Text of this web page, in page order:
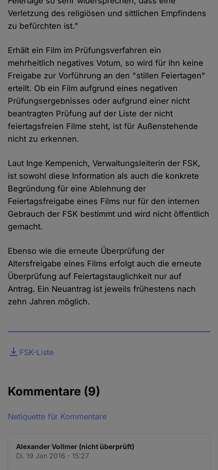
Verletzung des religiösen und sittlichen Empfindens
zu befürchten ist."
Erhält ein Film im Prüfungsverfahren ein
mehrheitlich negatives Votum, so wird für ihn keine
Freigabe zur Vorführung an den "stillen Feiertagen"
erteilt. Ob ein Film aufgrund eines negativen
Prüfungsergebnisses oder aufgrund einer nicht
beantragten Prüfung auf der Liste der nicht
feiertagsfreien Filme steht, ist für Außenstehende
nicht zu erkennen.
Laut Inge Kempenich, Verwaltungsleiterin der FSK,
ist sowohl diese Information als auch die konkrete
Begründung für eine Ablehnung der
Feiertagsfreigabe eines Films nur für den internen
Gebrauch der FSK bestimmt und wird nicht öffentlich
gemacht.
Ebenso wie die erneute Überprüfung der
Altersfreigabe eines Films erfolgt auch die erneute
Überprüfung auf Feiertagstauglichkeit nur auf
Antrag. Ein Neuantrag ist jeweils frühestens nach
zehn Jahren möglich.
DateiFSK-Liste
Kommentare (9)
Netiquette für Kommentare
Alexander Vollmer (nicht überprüft)
Di. 19 Jan 2016 - 15:27